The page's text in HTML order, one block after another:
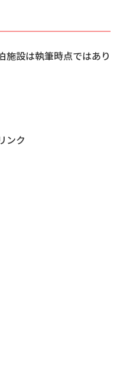
施設は執筆時点ではあり
ンク